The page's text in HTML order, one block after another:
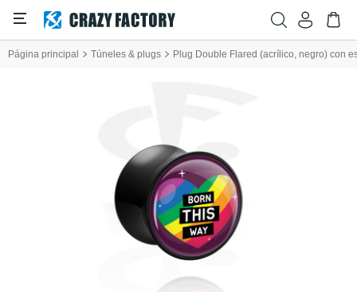
Página principal Túneles & plugs Plug Double Flared (acrílico, negro) con